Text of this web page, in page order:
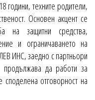
години, техните родители,
Основен акцент се
на защитни средства,
и ограничаването на
ИНС, заедно с партньори
да работи за
споделена отговорност на